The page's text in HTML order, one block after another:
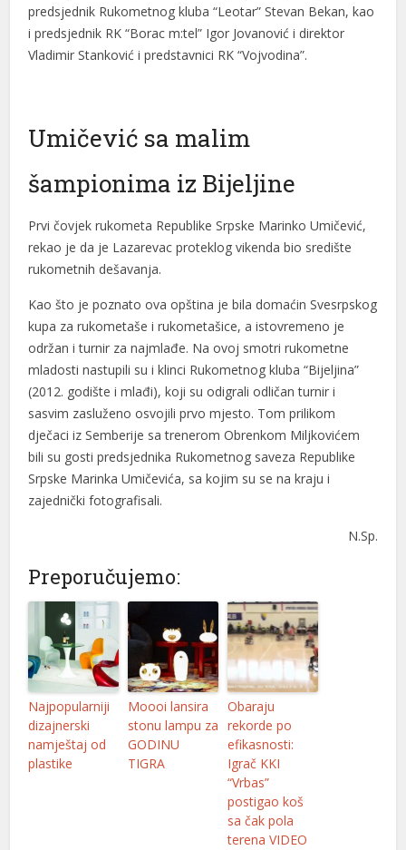
predsjednik Rukometnog kluba “Leotar” Stevan Bekan, kao
i predsjednik RK “Borac m:tel” Igor Jovanović i direktor
Vladimir Stanković i predstavnici RK “Vojvodina”.
Umičević sa malim
šampionima iz Bijeljine
Prvi čovjek rukometa Republike Srpske Marinko Umičević,
rekao je da je Lazarevac proteklog vikenda bio središte
rukometnih dešavanja.
Kao što je poznato ova opština je bila domaćin Svesrpskog
kupa za rukometaše i rukometašice, a istovremeno je
održan i turnir za najmlađe. Na ovoj smotri rukometne
mladosti nastupili su i klinci Rukometnog kluba “Bijeljina”
(2012. godište i mlađi), koji su odigrali odličan turnir i
sasvim zasluženo osvojili prvo mjesto. Tom prilikom
dječaci iz Semberije sa trenerom Obrenkom Miljkovićem
bili su gosti predsjednika Rukometnog saveza Republike
Srpske Marinka Umičevića, sa kojim su se na kraju i
zajednički fotografisali.
N.Sp.
Preporučujemo:
Najpopularniji
dizajnerski
namještaj od
plastike
Moooi lansira
stonu lampu za
GODINU
TIGRA
Obaraju
rekorde po
efikasnosti:
Igrač KKI
“Vrbas”
postigao koš
sa čak pola
terena VIDEO